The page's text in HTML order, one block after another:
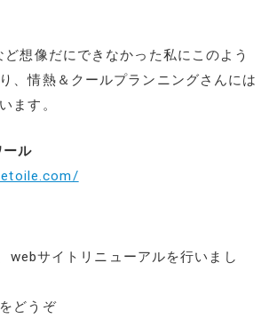
想像だにできなかった私にこのよう
、情熱＆クールプランニングさんには
ます。
ール
サイトリニューアルを行いまし
をどうぞ